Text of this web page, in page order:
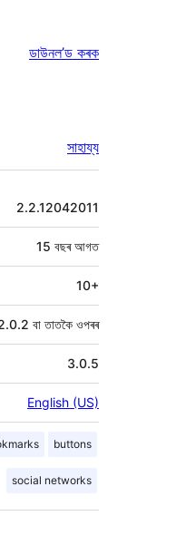
ডাউনল’ড কৰক
সাহায্য
2.2.12042011
15 বছৰআগত
10+
বা তাতকৈ ওপৰৰ
3.0.5
English (US)
buttons
social networks